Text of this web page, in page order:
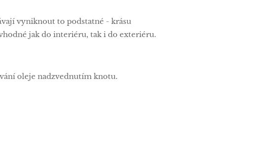
vyniknout to podstatné - krásu
jak do interiéru, tak i do exteriéru.
oleje nadzvednutím knotu.